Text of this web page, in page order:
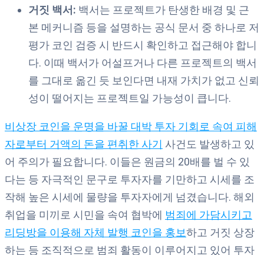
거짓 백서: 백서는 프로젝트가 탄생한 배경 및 근
본 메커니즘 등을 설명하는 공식 문서 중 하나로 저
평가 코인 검증 시 반드시 확인하고 접근해야 합니
다. 이때 백서가 어설프거나 다른 프로젝트의 백서
를 그대로 옮긴 듯 보인다면 내재 가치가 없고 신뢰
성이 떨어지는 프로젝트일 가능성이 큽니다.
비상장 코인을 운명을 바꿀 대박 투자 기회로 속여 피해
자로부터 거액의 돈을 편취한 사기 사건도 발생하고 있
어 주의가 필요합니다. 이들은 원금의 20배를 벌 수 있
다는 등 자극적인 문구로 투자자를 기만하고 시세를 조
작해 높은 시세에 물량을 투자자에게 넘겼습니다. 해외
취업을 미끼로 시민을 속여 협박에 범죄에 가담시키고
리딩방을 이용해 자체 발행 코인을 홍보하고 거짓 상장
하는 등 조직적으로 범죄 활동이 이루어지고 있어 투자